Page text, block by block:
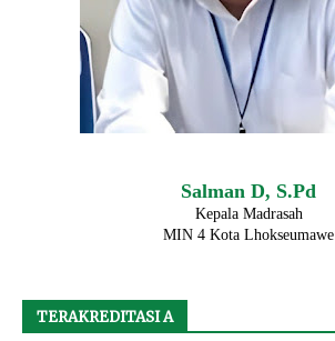
Salman D, S.Pd
Kepala Madrasah
MIN 4 Kota Lhokseumawe
TERAKREDITASI A